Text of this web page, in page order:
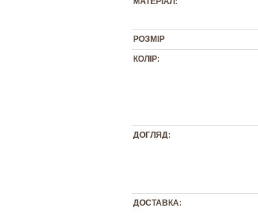
РОЗМІР
КОЛІР:
ДОГЛЯД:
ДОСТАВКА: